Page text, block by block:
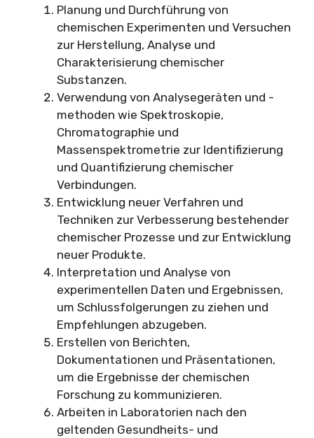
Planung und Durchführung von
chemischen Experimenten und Versuchen
zur Herstellung, Analyse und
Charakterisierung chemischer
Substanzen.
Verwendung von Analysegeräten und -
methoden wie Spektroskopie,
Chromatographie und
Massenspektrometrie zur Identifizierung
und Quantifizierung chemischer
Verbindungen.
Entwicklung neuer Verfahren und
Techniken zur Verbesserung bestehender
chemischer Prozesse und zur Entwicklung
neuer Produkte.
Interpretation und Analyse von
experimentellen Daten und Ergebnissen,
um Schlussfolgerungen zu ziehen und
Empfehlungen abzugeben.
Erstellen von Berichten,
Dokumentationen und Präsentationen,
um die Ergebnisse der chemischen
Forschung zu kommunizieren.
Arbeiten in Laboratorien nach den
geltenden Gesundheits- und